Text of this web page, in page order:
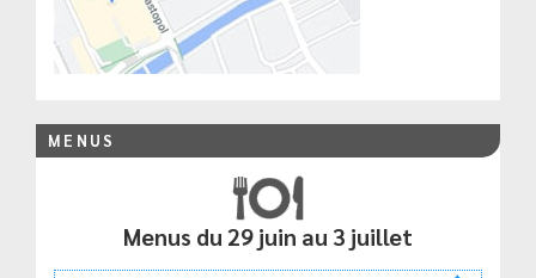
MENUS
Menus du 29 juin au 3 juillet